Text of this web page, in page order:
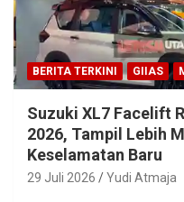
BERITA TERKINI GIIAS
Suzuki XL7 Facelift
2026, Tampil Lebih
Keselamatan Baru
29 Juli 2026 Yudi Atmaja